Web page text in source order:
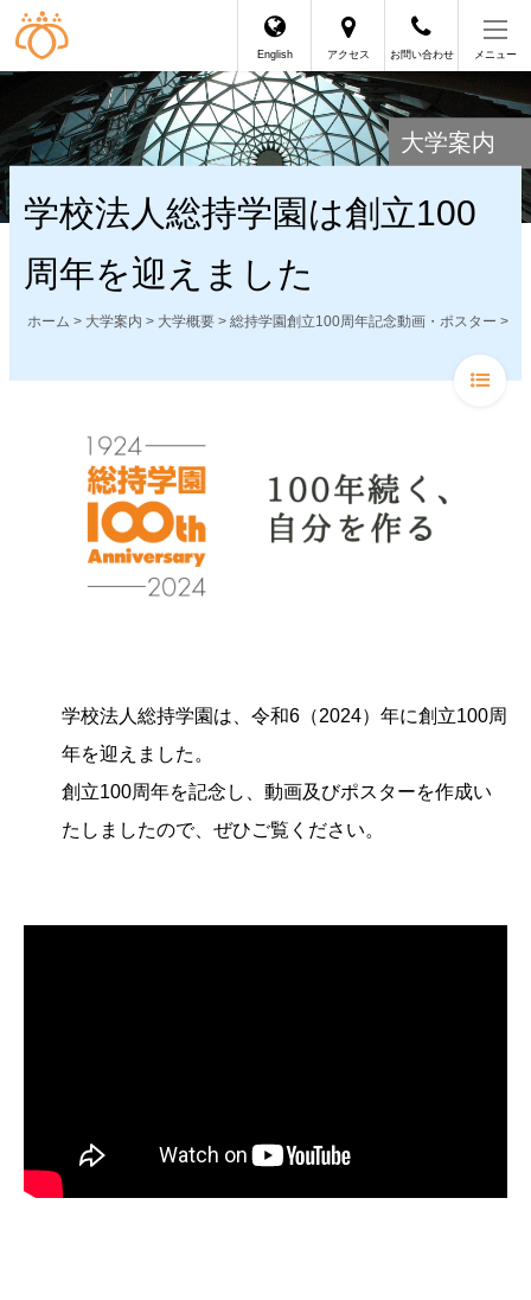
English アクセス お問い合わせ メニュー
大学案内
学校法人総持学園は創立100
周年を迎えました
ホーム > 大学案内 > 大学概要 >総持学園創立100周年記念動画・ポスター >
学校法人総持学園は、令和6（2024）年に創立100周
年を迎えました。
創立100周年を記念し、動画及びポスターを作成い
たしましたので、ぜひご覧ください。